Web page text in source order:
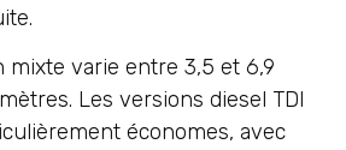
mixte varie entre 3,5 et 6,9
Les versions diesel TDI
économes, avec